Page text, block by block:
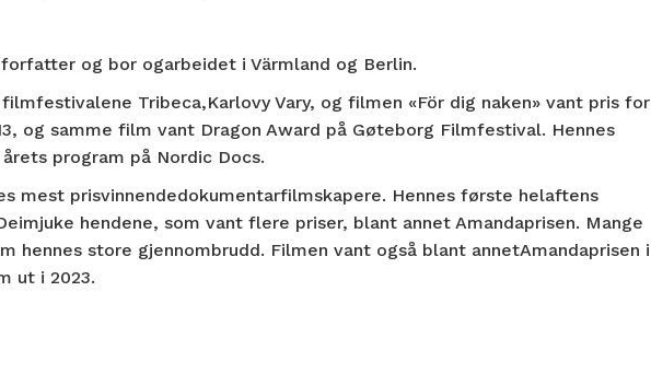
og bor ogarbeidet i Värmland og Berlin.
Tribeca,Karlovy Vary, og filmen «För dig naken» vant pris for
og samme film vant Dragon Award på Gøteborg Filmfestival. Hennes
program på Nordic Docs.
mest prisvinnendedokumentarfilmskapere. Hennes første helaftens
hendene, som vant flere priser, blant annet Amandaprisen. Mange
hennes store gjennombrudd. Filmen vant også blant annetAmandaprisen i
ut i 2023.